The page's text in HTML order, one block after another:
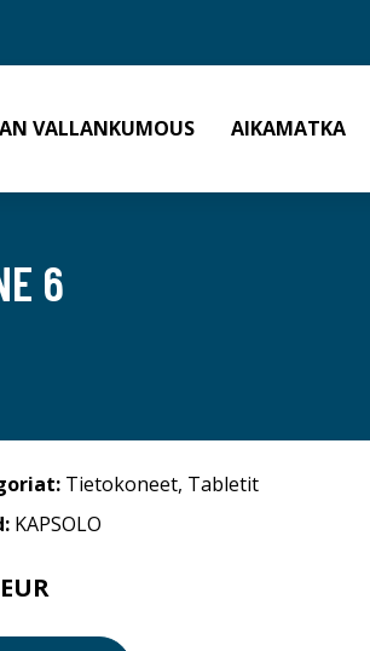
VALLANKUMOUS AIKAMATKA
6
Tietokoneet, Tabletit
KAPSOLO